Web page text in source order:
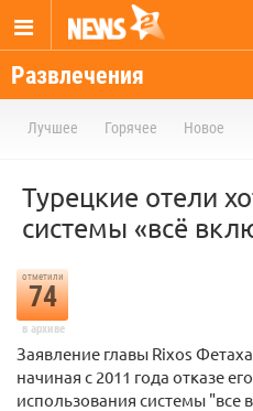
Развлечения
Лучшее Горячее Новое
Турецкие отели
системы «всё
отметили
74
в архиве
Заявление главы Rixos
начиная с 2011 года отказе
использования системы